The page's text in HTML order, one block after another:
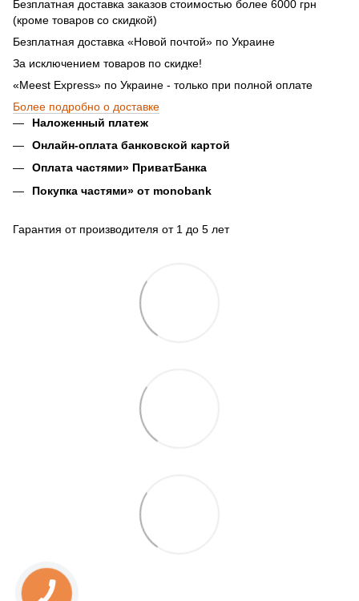
Безплатная доставка заказов стоимостью более 6000 грн
(кроме товаров со скидкой)
Безплатная доставка «Новой почтой» по Украине
За исключением товаров по скидке!
«Meest Express» по Украине - только при полной оплате
Более подробно о доставке
Наложенный платеж
Онлайн-оплата банковской картой
Оплата частями» ПриватБанка
Покупка частями» от monobank
Гарантия от производителя от 1 до 5 лет